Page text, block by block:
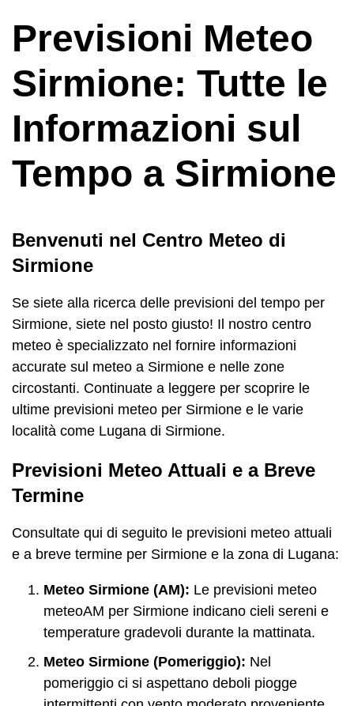
Previsioni Meteo
Sirmione: Tutte le
Informazioni sul
Tempo a Sirmione
Benvenuti nel Centro Meteo di
Sirmione
Se siete alla ricerca delle previsioni del tempo per
Sirmione, siete nel posto giusto! Il nostro centro
meteo è specializzato nel fornire informazioni
accurate sul meteo a Sirmione e nelle zone
circostanti. Continuate a leggere per scoprire le
ultime previsioni meteo per Sirmione e le varie
località come Lugana di Sirmione.
Previsioni Meteo Attuali e a Breve
Termine
Consultate qui di seguito le previsioni meteo attuali
e a breve termine per Sirmione e la zona di Lugana:
Meteo Sirmione (AM): Le previsioni meteo
meteoAM per Sirmione indicano cieli sereni e
temperature gradevoli durante la mattinata.
Meteo Sirmione (Pomeriggio): Nel
pomeriggio ci si aspettano deboli piogge